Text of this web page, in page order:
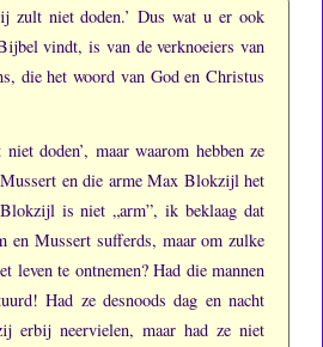
zult niet doden.’Dus wat u er ook
vindt, is van de verknoeiers van
die het woord van God en Christus
doden’, maar waarom hebben ze
en die arme Max Blokzijl het
is niet „arm”, ik beklaag dat
en Mussert sufferds, maar om zulke
leven te ontnemen?Had die mannen
Had ze desnoods dag en nacht
erbij neervielen, maar had ze niet